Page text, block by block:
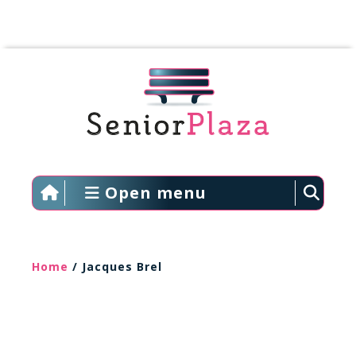
Open menu
Home / Jacques Brel